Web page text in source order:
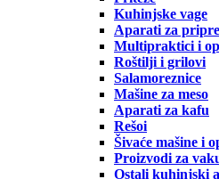
Kuhinjske vage
Aparati za
Multipraktici i
Roštilji i grilovi
Salamoreznice
Mašine za meso
Aparati za kafu
Rešoi
Šivaće mašine i
Proizvodi za
Ostali kuhinjski